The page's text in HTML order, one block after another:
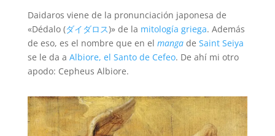
Daidaros viene de la pronunciación japonesa de
«Dédalo (ダイダロス)» de la mitologí­a griega. Además
de eso, es el nombre que en el mangade Saint Seiya
se le da a Albiore, el Santo de Cefeo. De ahí­ mi otro
apodo: Cepheus Albiore.